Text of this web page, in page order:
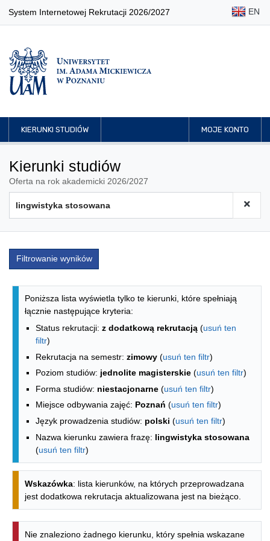
System Internetowej Rekrutacji 2026/2027 EN
KIERUNKI STUDIÓW MOJE KONTO
Kierunki studiów
Oferta na rok akademicki 2026/2027
Filtrowanie wyników
Lista kierunków - spis według
Poniższa lista wyświetla tylko te kierunki, które spełniają
łącznie następujące kryteria:
Status rekrutacji: z dodatkową rekrutacją (usuń ten
filtr)
Rekrutacja na semestr: zimowy (usuń ten filtr)
Poziom studiów: jednolite magisterskie (usuń ten filtr)
Forma studiów: niestacjonarne (usuń ten filtr)
Miejsce odbywania zajęć: Poznań (usuń ten filtr)
Język prowadzenia studiów: polski (usuń ten filtr)
Nazwa kierunku zawiera frazę: lingwistyka stosowana
(usuń ten filtr)
Wskazówka: lista kierunków, na których przeprowadzana
jest dodatkowa rekrutacja aktualizowana jest na bieżąco.
Nie znaleziono żadnego kierunku, który spełnia wskazane